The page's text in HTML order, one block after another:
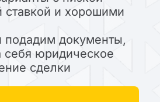
ставкой и хорошими
подадим документы,
себя юридическое
сделки